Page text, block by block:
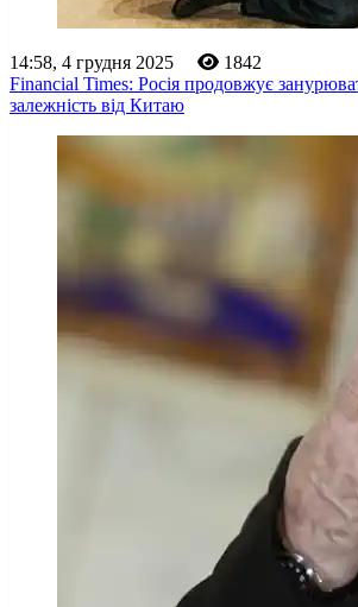
14:58, 4 грудня 2025
1842
Financial Times: Росія продовжує
залежність від Китаю